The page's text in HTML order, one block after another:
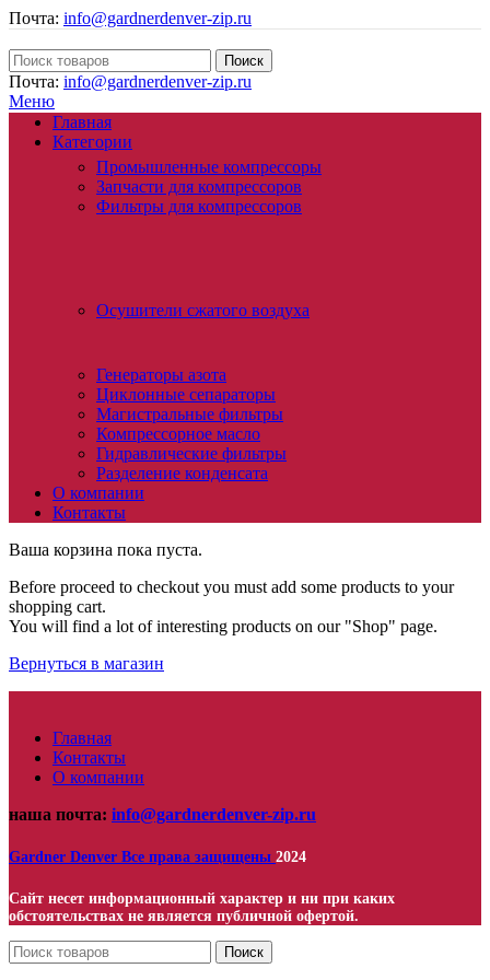
Почта: info@gardnerdenver-zip.ru
Поиск
Почта: info@gardnerdenver-zip.ru
Меню
Главная
Категории
Промышленные компрессоры
Запчасти для компрессоров
Фильтры для компрессоров
Осушители сжатого воздуха
Генераторы азота
Циклонные сепараторы
Магистральные фильтры
Компрессорное масло
Гидравлические фильтры
Разделение конденсата
О компании
Контакты
Ваша корзина пока пуста.
Before proceed to checkout you must add some products to your
shopping cart.
You will find a lot of interesting products on our "Shop" page.
Вернуться в магазин
Главная
Контакты
О компании
наша почта: info@gardnerdenver-zip.ru
Gardner Denver Все права защищены 2024
Сайт несет информационный характер и ни при каких
обстоятельствах не является публичной офертой.
Поиск